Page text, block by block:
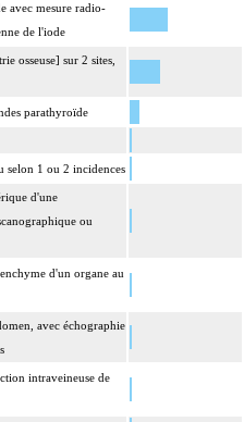
avec mesure radio-
de l'iode
osseuse] sur 2 sites,
parathyroïde
selon 1 ou 2 incidences
d'une
ou
d'un organe au
avec échographie
intraveineuse de